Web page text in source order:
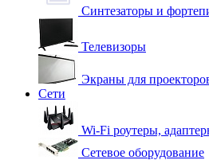
Синтезаторы и
Телевизоры
Экраны для
Сети
Wi-Fi роутеры,
Сетевое оборудование